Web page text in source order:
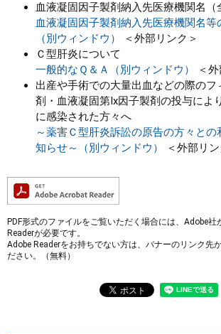
血液凝固因子製剤納入先医療機関名（
血液凝固因子製剤納入先医療機関名等
（別ウィンドウ）
＜外部リンク＞
Ｃ型肝炎について
一般的なＱ＆Ａ（別ウィンドウ）
＜
出産や手術での大量出血などの際のフ
剤・血液凝固第Ix因子製剤の投与によ
に感染された方々へ
～薬害Ｃ型肝炎訴訟の原告の方々との
知らせ～（別ウィンドウ）
＜外部リン
PDF形式のファイルをご覧いただく場合には、Adobe社
Readerが必要です。
Adobe Readerをお持ちでない方は、バナーのリンク先
ださい。（無料）